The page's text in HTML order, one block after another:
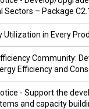
Sectors – Package
Utilization in Every
Community:
Efficiency and
- Support the
and capacity